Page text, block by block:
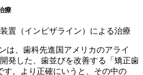
療
は、歯科先進国アメリカのアライ
発した、歯並びを改善する「矯正歯
す。より正確にいうと、その中の